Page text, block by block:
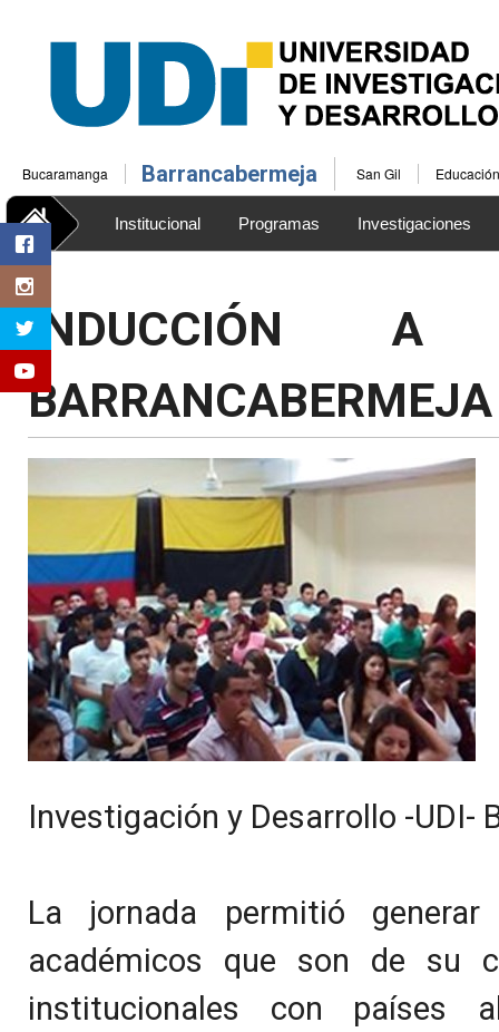
Bucaramanga Barrancabermeja San Gil
Institucional Programas Investigaciones
Bienestar Universitario
INDUCCIÓN A
BARRANCABERMEJA
Investigación y Desarrollo -UDI-
La jornada permitió
académicos que son de su
institucionales con países